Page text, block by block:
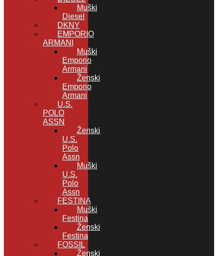
Muški
Diesel
DKNY
EMPORIO
ARMANI
Muški
Emporio
Armani
Ženski
Emporio
Armani
U.S.
POLO
ASSN
Ženski
U.S.
Polo
Assn
Muški
U.S.
Polo
Assn
FESTINA
Muški
Festina
Ženski
Festina
FOSSIL
Ženski